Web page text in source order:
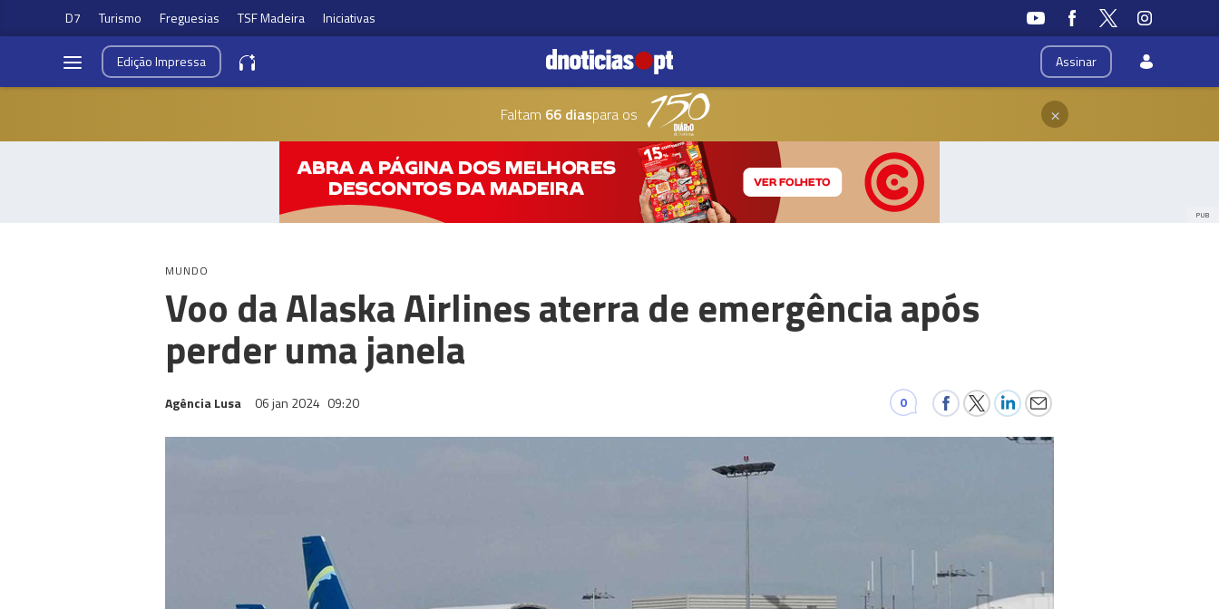
D7 Turismo Freguesias TSF Madeira Iniciativas
Assinar
EdiçãoImpressa
Faltam 66 diaspara os ×
PUB
MUNDO
Voo da Alaska Airlines aterra de emergência após
perder uma janela
Agência Lusa 06 jan 2024 09:20 0